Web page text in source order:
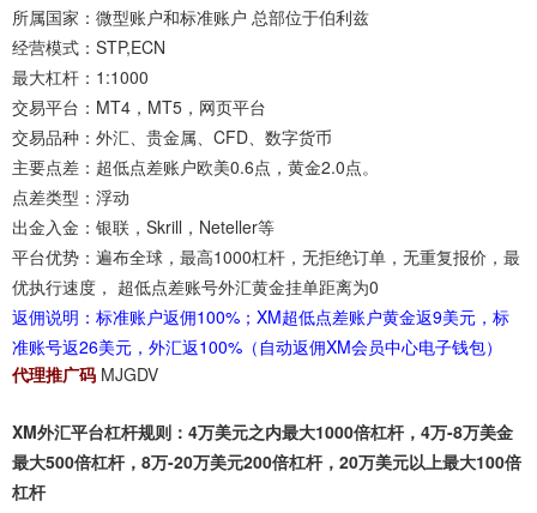
所属国家： 微型账户和标准账户 总部位于伯利兹
经营模式： STP,ECN
最大杠杆： 1:1000
交易平台： MT4，MT5，网页平台
交易品种： 外汇、贵金属、CFD、数字货币
主要点差： 超低点差账户欧美0.6点，黄金2.0点。
点差类型： 浮动
出金入金： 银联，Skrill，Neteller等
平台优势： 遍布全球，最高1000杠杆，无拒绝订单，无重复报价，最
优执行速度， 超低点差账号外汇黄金挂单距离为0
返佣说明：标准账户返佣100%；XM超低点差账户黄金返9美元，标
准账号返26美元，外汇返100%（自动返佣XM会员中心电子钱包）
代理推广码 MJGDV
XM外汇平台杠杆规则：4万美元之内最大1000倍杠杆，4万-8万美金
最大500倍杠杆，8万-20万美元200倍杠杆，20万美元以上最大100倍
杠杆